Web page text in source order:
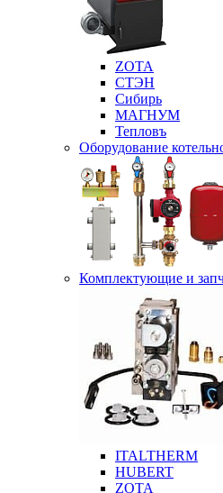
ZOTA
СТЭН
Сибирь
МАГНУМ
Тепловъ
Оборудование
Комплектующие и
ITALTHERM
HUBERT
ZOTA